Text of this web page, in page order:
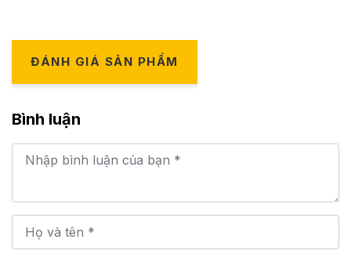
ĐÁNH GIÁ SẢN PHẨM
Bình luận